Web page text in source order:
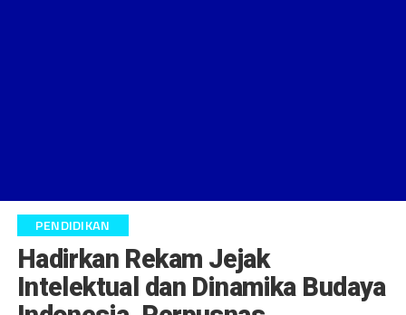
PENDIDIKAN
Hadirkan Rekam Jejak
Intelektual dan Dinamika Budaya